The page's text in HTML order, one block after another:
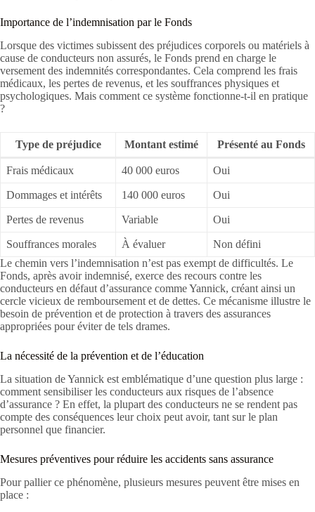
Importance de l’indemnisation par le Fonds
Lorsque des victimes subissent des préjudices corporels ou matériels à
cause de conducteurs non assurés, le Fonds prend en charge le
versement des indemnités correspondantes. Cela comprend les frais
médicaux, les pertes de revenus, et les souffrances physiques et
psychologiques. Mais comment ce système fonctionne-t-il en pratique
?
Type de préjudice Montant estimé Présenté au Fonds
Frais médicaux 40 000 euros Oui
Dommages et intérêts 140 000 euros Oui
Pertes de revenus Variable Oui
Souffrances morales À évaluer
Non défini
Le chemin vers l’indemnisation n’est pas exempt de difficultés. Le
Fonds, après avoir indemnisé, exerce des recours contre les
conducteurs en défaut d’assurance comme Yannick, créant ainsi un
cercle vicieux de remboursement et de dettes. Ce mécanisme illustre le
besoin de prévention et de protection à travers des assurances
appropriées pour éviter de tels drames.
La nécessité de la prévention et de l’éducation
La situation de Yannick est emblématique d’une question plus large :
comment sensibiliser les conducteurs aux risques de l’absence
d’assurance ? En effet, la plupart des conducteurs ne se rendent pas
compte des conséquences leur choix peut avoir, tant sur le plan
personnel que financier.
Mesures préventives pour réduire les accidents sans assurance
Pour pallier ce phénomène, plusieurs mesures peuvent être mises en
place :